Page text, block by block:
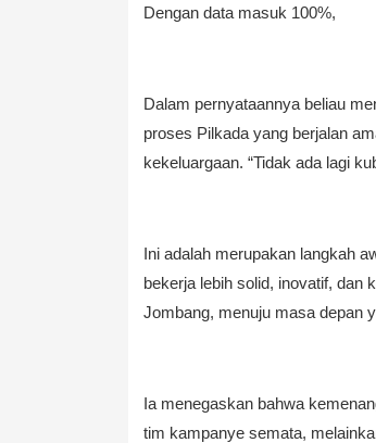
Dengan data masuk 100%,
Dalam pernyataannya beliau
proses Pilkada yang berjalan
kekeluargaan. “Tidak ada lagi
Ini adalah merupakan langkah
bekerja lebih solid, inovatif, dan
Jombang, menuju masa depan
Ia menegaskan bahwa
tim kampanye semata,